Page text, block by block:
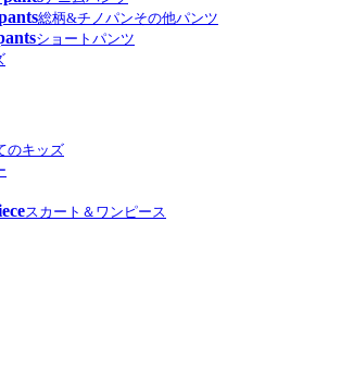
総柄&チノパンその他パンツ
ショートパンツ
のキッズ
スカート＆ワンピース